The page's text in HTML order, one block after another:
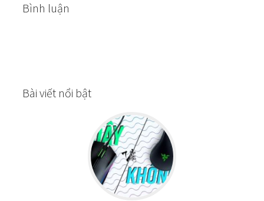
Bình luận
Bài viết nổi bật